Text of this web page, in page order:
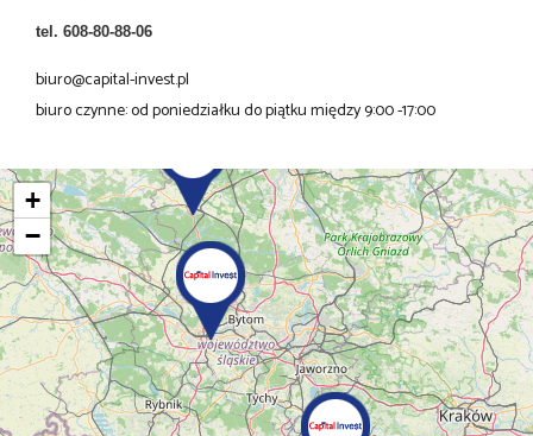
tel. 608-80-88-06
biuro@capital-invest.pl
biuro czynne: od poniedziałku do piątku między 9:00 -17:00
+
−